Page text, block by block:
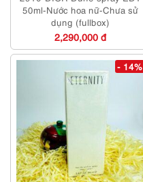
50ml-Nước hoa nữ-Chưa sử
dụng (fullbox)
2,290,000 đ
- 14%